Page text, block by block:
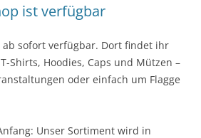
ist verfügbar
sofort verfügbar. Dort findet ihr
Shirts, Hoodies, Caps und Mützen –
oder einfach um Flagge
Unser Sortiment wird in